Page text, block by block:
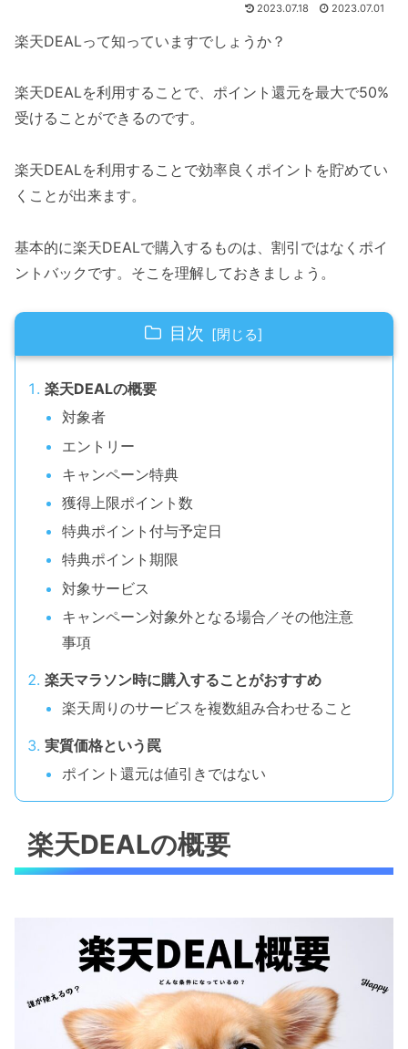
2023.07.18 2023.07.01
楽天DEALって知っていますでしょうか？
楽天DEALを利用することで、ポイント還元を最大で50%
受けることができるのです。
楽天DEALを利用することで効率良くポイントを貯めてい
くことが出来ます。
基本的に楽天DEALで購入するものは、割引ではなくポイ
ントバックです。そこを理解しておきましょう。
目次
楽天DEALの概要
対象者
エントリー
キャンペーン特典
獲得上限ポイント数
特典ポイント付与予定日
特典ポイント期限
対象サービス
キャンペーン対象外となる場合／その他注意
事項
楽天マラソン時に購入することがおすすめ
楽天周りのサービスを複数組み合わせること
実質価格という罠
ポイント還元は値引きではない
楽天DEALの概要